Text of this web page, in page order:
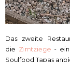
Das zweite
die Zimtziege -
Soulfood Tapas